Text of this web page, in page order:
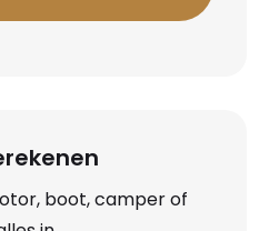
boot, camper of